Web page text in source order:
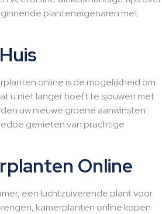
planteneigenaren met
online is de mogelijkheid om
u niet langer hoeft te sjouwen met
uw nieuwe groene aanwinsten
genieten van prachtige
Online
een luchtzuiverende plant voor
kamerplanten online kopen